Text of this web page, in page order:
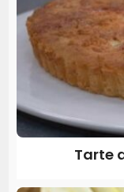
Tarte